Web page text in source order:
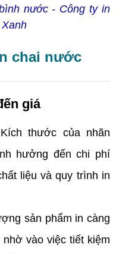
nước - Công ty in
chai nước
giá
thước của nhãn
hưởng đến chi phí
liệu và quy trình in
sản phẩm in càng
vào việc tiết kiệm